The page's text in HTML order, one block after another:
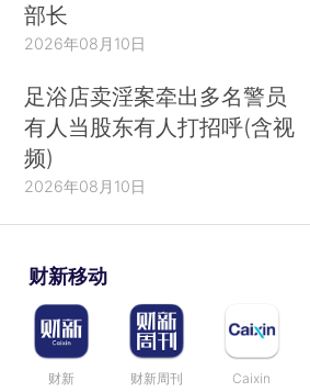
部长
2026年08月10日
足浴店卖淫案牵出多名警员
有人当股东有人打招呼(含视
频)
2026年08月10日
财新移动
财新 财新周刊 Caixin